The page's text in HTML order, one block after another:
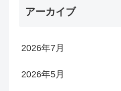
アーカイブ
2026年7月
2026年5月